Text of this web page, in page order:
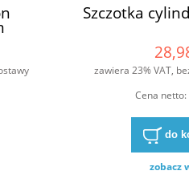
Szczotka
zawiera 23% VAT,
Cena netto:
do
zobacz